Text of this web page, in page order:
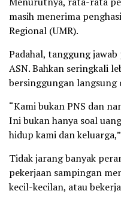
masih menerima
Regional (UMR).
Padahal, tanggung
ASN. Bahkan seringkali
bersinggungan langsung
“Kami bukan PNS dan
Ini bukan hanya soal
hidup kami dan
Tidak jarang banyak
pekerjaan sampingan
kecil-kecilan, atau